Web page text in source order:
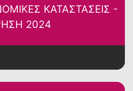
ΚΑΤΑΣΤΑΣΕΙΣ -
2024